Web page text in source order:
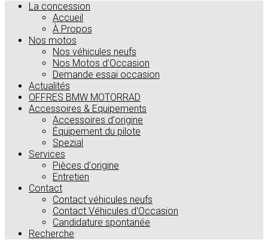
La concession
Accueil
À Propos
Nos motos
Nos véhicules neufs
Nos Motos d'Occasion
Demande essai occasion
Actualités
OFFRES BMW MOTORRAD
Accessoires & Equipements
Accessoires d'origine
Équipement du pilote
Spezial
Services
Pièces d'origine
Entretien
Contact
Contact véhicules neufs
Contact Véhicules d'Occasion
Candidature spontanée
Recherche